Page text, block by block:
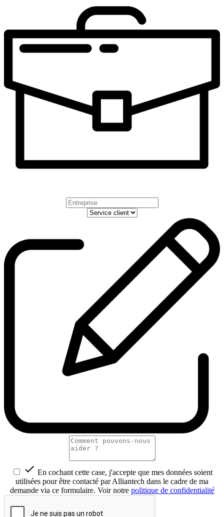
 En cochant cette case, j'accepte que mes données soient
utilisées pour être contacté par Alliantech dans le cadre de ma
demande via ce formulaire. Voir notre politique de confidentialité